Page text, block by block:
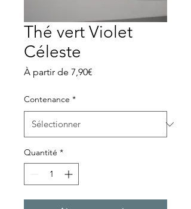
Thé vert Violet
Céleste
À partir de 7,90€
Contenance *
Quantité *